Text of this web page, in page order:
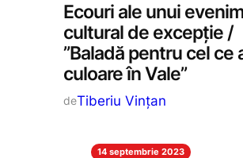
Ecouri ale unui
cultural de excepție /
”Baladă pentru cel ce
culoare în Vale”
deTiberiu Vințan
14 septembrie 2023